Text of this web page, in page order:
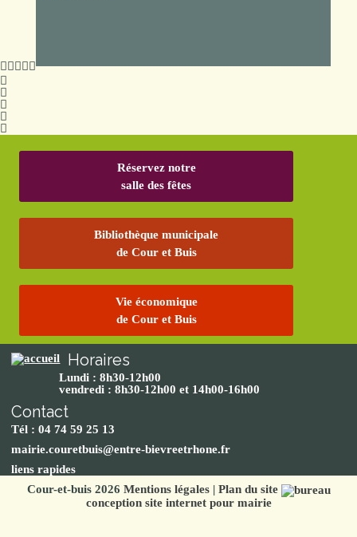
Réservez notre
salle des fêtes
Bibliothèque municipale
de Cour et Buis
Vie économique
de Cour et Buis
Horaires
Lundi : 8h30-12h00
vendredi : 8h30-12h00 et 14h00-16h00
Contact
Tél : 04 74 59 25 13
mairie.couretbuis@entre-bievreetrhone.fr
liens rapides
Cour-et-buis 2026 Mentions légales| Plan du site
conception site internet pour mairie